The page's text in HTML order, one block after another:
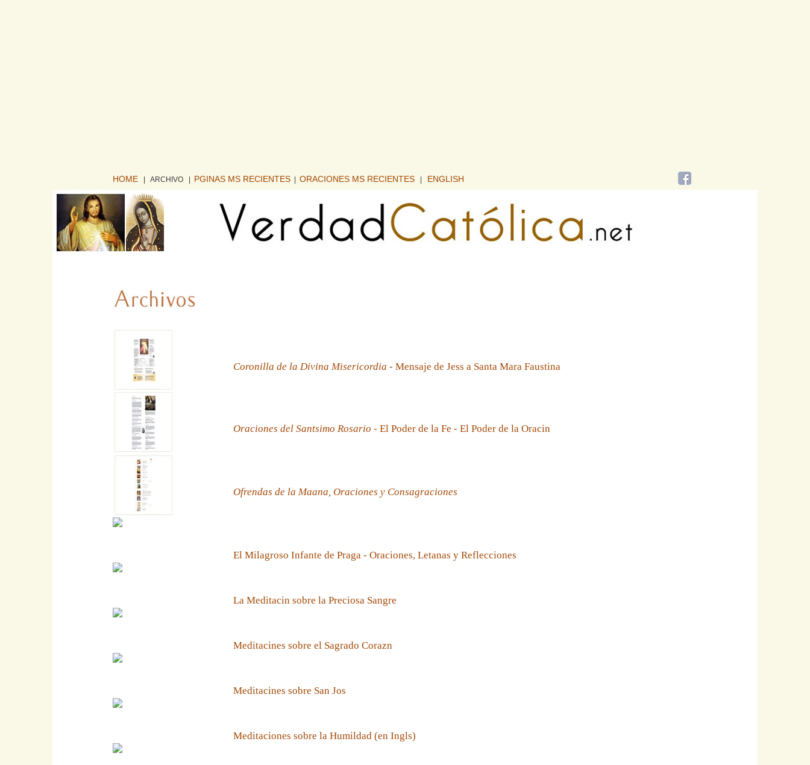
HOME | ARCHIVO PGINAS MS RECIENTES ORACIONES MS RECIENTES ENGLISH
Coronilla de la Divina Misericordia - Mensaje de Jess a Santa Mara Faustina
Oraciones del Santsimo Rosario - El Poder de la Fe - El Poder de la Oracin
Ofrendas de la Maana, Oraciones y Consagraciones
El Milagroso Infante de Praga - Oraciones, Letanas y Reflecciones
La Meditacin sobre la Preciosa Sangre
Meditacines sobre el Sagrado Corazn
Meditacines sobre San Jos
Meditaciones sobre la Humildad (en Ingls)